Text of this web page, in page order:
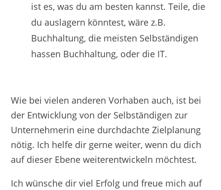
ist es, was du am besten kannst. Teile, die
du auslagern könntest, wäre z.B.
Buchhaltung, die meisten Selbständigen
hassen Buchhaltung, oder die IT.
Wie bei vielen anderen Vorhaben auch, ist bei
der Entwicklung von der Selbständigen zur
Unternehmerin eine durchdachte Zielplanung
nötig. Ich helfe dir gerne weiter, wenn du dich
auf dieser Ebene weiterentwickeln möchtest.
Ich wünsche dir viel Erfolg und freue mich auf